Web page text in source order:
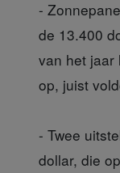
-
de 13.400
van het jaar
op, juist
- Twee
dollar, die